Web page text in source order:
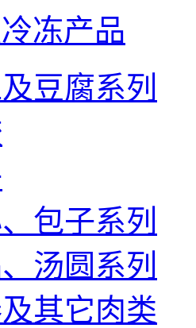
冻产品
豆腐系列
包子系列
汤圆系列
其它肉类